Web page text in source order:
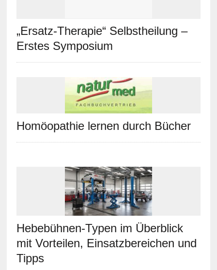
„Ersatz-Therapie“ Selbstheilung –
Erstes Symposium
Homöopathie lernen durch Bücher
Hebebühnen-Typen im Überblick
mit Vorteilen, Einsatzbereichen und
Tipps